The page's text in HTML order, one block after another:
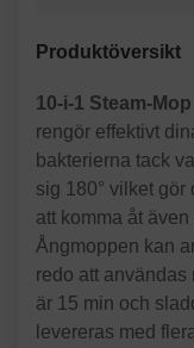
Produktöversikt
10-i-1 Steam-
rengör effektivt
bakterierna tack
sig 180° vilket
att komma åt
Ångmoppen kan
redo att användas
är 15 min och
levereras med